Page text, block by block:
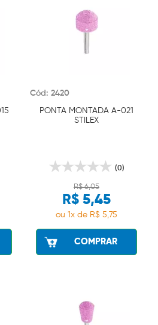
Cód: 2420
PONTA MONTADA A-021
STILEX
(0)
R$ 6,05
R$ 5,45
ou 1x de R$ 5,75
COMPRAR